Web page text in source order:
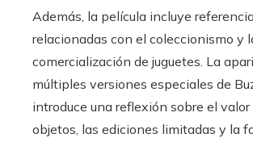
Además, la película incluye
relacionadas con el coleccionismo y
comercialización de juguetes. La
múltiples versiones especiales de
introduce una reflexión sobre el valor
objetos, las ediciones limitadas y la